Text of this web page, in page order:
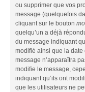
ou supprimer que vos
message (quelquefois
cliquant sur le bouton
quelqu’un a déjà
du message indiquant
modifié ainsi que la date
message n’apparaîtra
modifie le message,
indiquant qu’ils ont
que les utilisateurs ne